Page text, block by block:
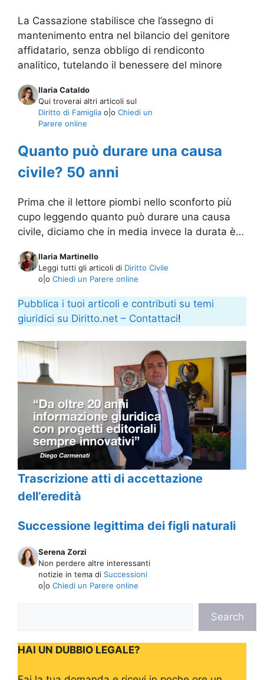
La Cassazione stabilisce che l’assegno di
mantenimento entra nel bilancio del genitore
affidatario, senza obbligo di rendiconto
analitico, tutelando il benessere del minore
Ilaria Cataldo
Qui troverai altri articoli sul
Diritto di Famiglia o|o Chiedi un
Parere online
Quanto può durare una causa
civile? 50 anni
Prima che il lettore piombi nello sconforto più
cupo leggendo quanto può durare una causa
civile, diciamo che in media invece la durata è…
Ilaria Martinello
Leggi tutti gli articoli di Diritto Civile
o|o Chiedi un Parere online
Pubblica i tuoi articoli e contributi su temi
giuridici su Diritto.net – Contattaci!
Trascrizione atti di accettazione
dell’eredità
Successione legittima dei figli naturali
Serena Zorzi
Non perdere altre interessanti
notizie in tema di Successioni
o|o Chiedi un Parere online
c
Search
HAI UN DUBBIO LEGALE?